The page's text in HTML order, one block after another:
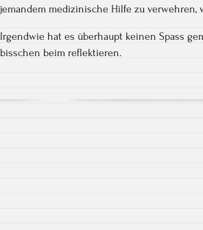
jemandem medizinische Hilfe zu
Irgendwie hat es überhaupt keinen Spass
bisschen beim reflektieren.